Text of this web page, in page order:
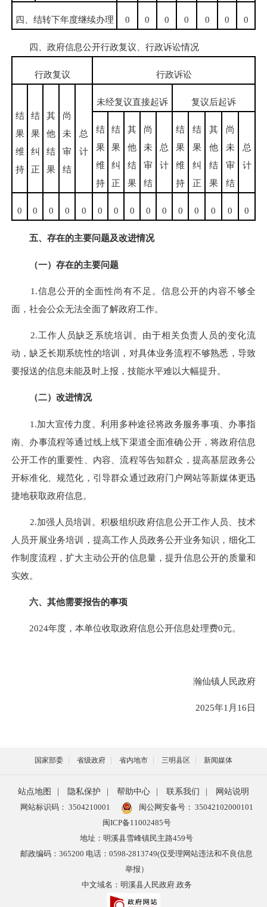
四、结转下年度继续办理 0 0 0 0 0 0 0
四、政府信息公开行政复议、行政诉讼情况
行政复议 行政诉讼
结
果
维
持
结
果
纠
正
其
他
结
果
尚
未
审
结
总
计
未经复议直接起诉 复议后起诉
结
果
维
持
结
果
纠
正
其
他
结
果
尚
未
审
结
总
计
结
果
维
持
结
果
纠
正
其
他
结
果
尚
未
审
结
总
计
0 0 0 0 0 0 0 0 0 0 0 0 0 0 0
五、存在的主要问题及改进情况
（一）存在的主要问题
1.信息公开的全面性尚有不足。信息公开的内容不够全
面，社会公众无法全面了解政府工作。
2.工作人员缺乏系统培训。由于相关负责人员的变化流
动，缺乏长期系统性的培训，对具体业务流程不够熟悉，导致
要报送的信息未能及时上报，技能水平难以大幅提升。
（二）改进情况
1.加大宣传力度。利用多种途径将政务服务事项、办事指
南、办事流程等通过线上线下渠道全面准确公开，将政府信息
公开工作的重要性、内容、流程等告知群众，提高基层政务公
开标准化、规范化，引导群众通过政府门户网站等新媒体更迅
捷地获取政府信息。
2.加强人员培训。积极组织政府信息公开工作人员、技术
人员开展业务培训，提高工作人员政务公开业务知识，细化工
作制度流程，扩大主动公开的信息量，提升信息公开的质量和
实效。
六、其他需要报告的事项
2024年度，本单位收取政府信息公开信息处理费0元。
瀚仙镇人民政府
2025年1月16日
国家部委 省级政府 省内地市 三明县区 新闻媒体
站点地图 隐私保护 帮助中心 联系我们
网站说明
网站标识码： 3504210001
闽公网安备号： 35042102000101
闽ICP备11002485号
地址：明溪县雪峰镇民主路459号
邮政编码：365200 电话：0598-2813749(仅受理网站违法和不良信息
举报）
中文域名：明溪县人民政府.政务